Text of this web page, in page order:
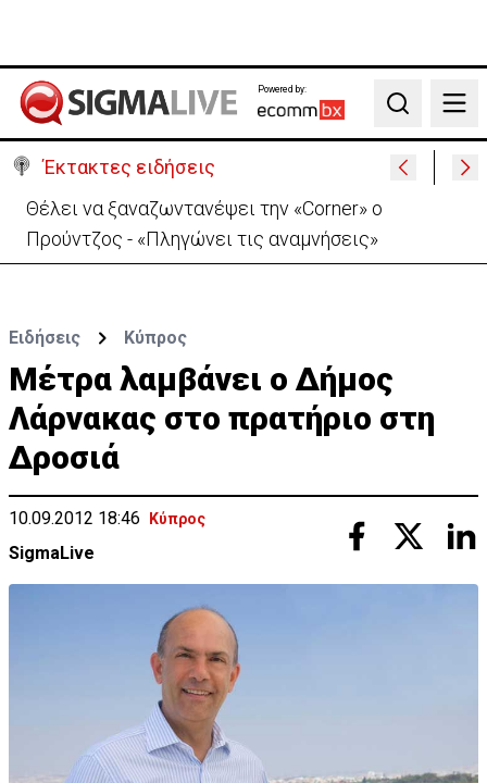
Powered by:
Search
Έκτακτες ειδήσεις
Θέλει να ξαναζωντανέψει την «Corner» o
Προύντζος - «Πληγώνει τις αναμνήσεις»
Ειδήσεις Κύπρος
Μέτρα λαμβάνει ο Δήμος
Λάρνακας στο πρατήριο στη
Δροσιά
10.09.2012 18:46 Κύπρος
SigmaLive